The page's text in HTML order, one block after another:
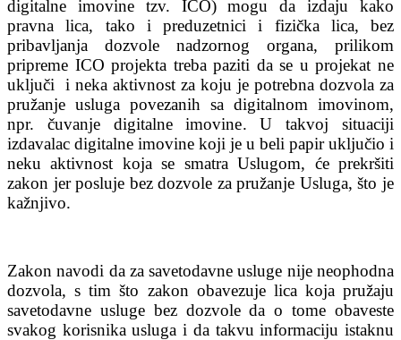
digitalne imovine tzv. ICO) mogu da izdaju kako
pravna lica, tako i preduzetnici i fizička lica, bez
pribavljanja dozvole nadzornog organa, prilikom
pripreme ICO projekta treba paziti da se u projekat ne
uključi i neka aktivnost za koju je potrebna dozvola za
pružanje usluga povezanih sa digitalnom imovinom,
npr. čuvanje digitalne imovine. U takvoj situaciji
izdavalac digitalne imovine koji je u beli papir uključio i
neku aktivnost koja se smatra Uslugom, će prekršiti
zakon jer posluje bez dozvole za pružanje Usluga, što je
kažnjivo.
Zakon navodi da za savetodavne usluge nije neophodna
dozvola, s tim što zakon obavezuje lica koja pružaju
savetodavne usluge bez dozvole da o tome obaveste
svakog korisnika usluga i da takvu informaciju istaknu